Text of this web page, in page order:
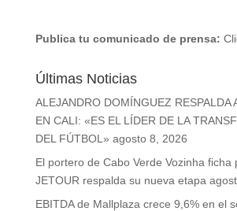
Publica tu comunicado de prensa:
Últimas Noticias
ALEJANDRO DOMÍNGUEZ RESPALDA
EN CALI: «ES EL LÍDER DE LA
DEL FÚTBOL» agosto 8, 2026
El portero de Cabo Verde Vozinha ficha
JETOUR respalda su nueva etapa
EBITDA de Mallplaza crece 9,6% en el